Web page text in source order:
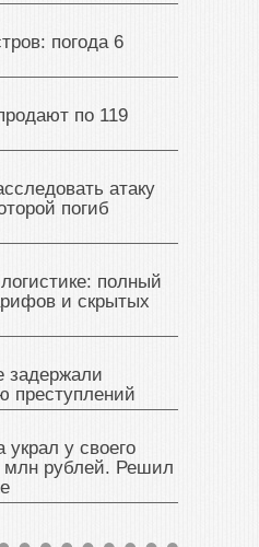
погода 6
по 119
атаку
погиб
полный
и скрытых
задержали
преступлений
у своего
млн рублей. Решил